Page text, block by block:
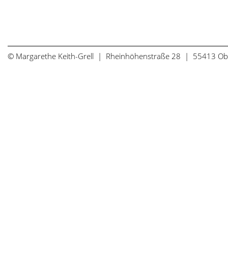
© Margarethe Keith-Grell | Rheinhöhenstraße 28 | 55413